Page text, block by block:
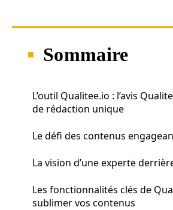
Sommaire
L’outil Qualitee.io : l’avis
de rédaction unique
Le défi des contenus
La vision d’une experte
Les fonctionnalités clés de
sublimer vos contenus